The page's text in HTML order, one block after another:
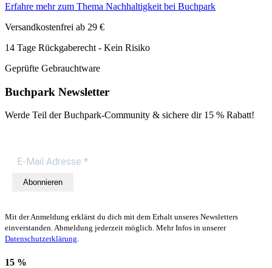
Erfahre mehr zum Thema Nachhaltigkeit bei Buchpark
Versandkostenfrei ab 29 €
14 Tage Rückgaberecht - Kein Risiko
Geprüfte Gebrauchtware
Buchpark Newsletter
Werde Teil der Buchpark-Community & sichere dir 15 % Rabatt!
Abonnieren
Mit der Anmeldung erklärst du dich mit dem Erhalt unseres Newsletters
einverstanden. Abmeldung jederzeit möglich. Mehr Infos in unserer
Datenschutzerklärung.
15 %